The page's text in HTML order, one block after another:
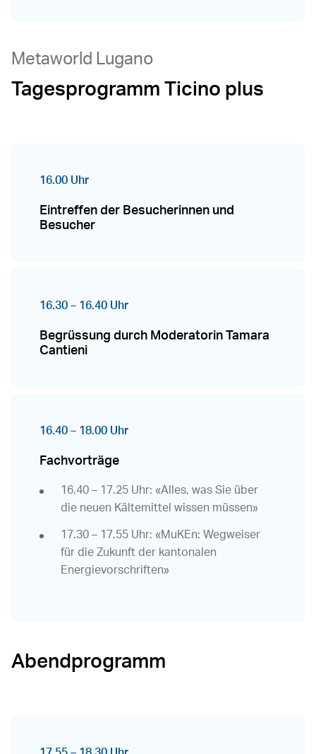
Metaworld Lugano
Tagesprogramm Ticino plus
16.00 Uhr
Eintreffen der Besucherinnen und
Besucher
16.30 – 16.40 Uhr
Begrüssung durch Moderatorin Tamara
Cantieni
16.40 – 18.00 Uhr
Fachvorträge
16.40 – 17.25 Uhr: «Alles, was Sie über
die neuen Kältemittel wissen müssen»
17.30 – 17.55 Uhr: «MuKEn: Wegweiser
für die Zukunft der kantonalen
Energievorschriften»
Abendprogramm